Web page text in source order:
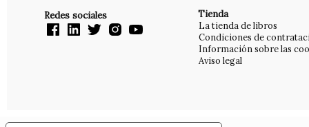
Redes sociales Tienda
La tienda de libros
Condiciones de
Información sobre las
Aviso legal